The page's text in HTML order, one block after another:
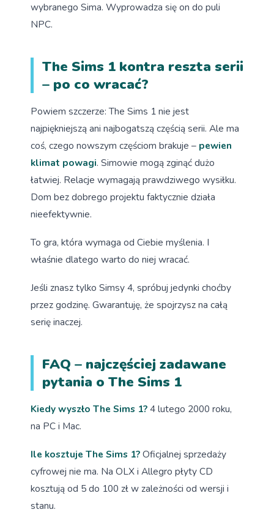
wybranego Sima. Wyprowadza się on do puli
NPC.
The Sims 1 kontra reszta serii
– po co wracać?
Powiem szczerze: The Sims 1 nie jest
najpiękniejszą ani najbogatszą częścią serii. Ale ma
coś, czego nowszym częściom brakuje – pewien
klimat powagi. Simowie mogą zginąć dużo
łatwiej. Relacje wymagają prawdziwego wysiłku.
Dom bez dobrego projektu faktycznie działa
nieefektywnie.
To gra, która wymaga od Ciebie myślenia. I
właśnie dlatego warto do niej wracać.
Jeśli znasz tylko Simsy 4, spróbuj jedynki choćby
przez godzinę. Gwarantuję, że spojrzysz na całą
serię inaczej.
FAQ – najczęściej zadawane
pytania o The Sims 1
Kiedy wyszło The Sims 1?4 lutego 2000 roku,
na PC i Mac.
Ile kosztuje The Sims 1?Oficjalnej sprzedaży
cyfrowej nie ma. Na OLX i Allegro płyty CD
kosztują od 5 do 100 zł w zależności od wersji i
stanu.